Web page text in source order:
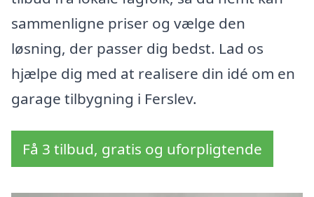
sammenligne priser og vælge den
løsning, der passer dig bedst. Lad os
hjælpe dig med at realisere din idé om en
garage tilbygning i Ferslev.
Få 3 tilbud, gratis og uforpligtende